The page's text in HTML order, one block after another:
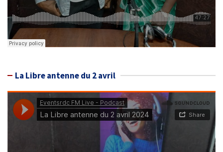
La Libre antenne du 2 avril